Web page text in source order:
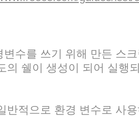
변수를 쓰기 위해 만든 스
의 쉘이 생성이 되어 실행
반적으로 환경 변수로 사